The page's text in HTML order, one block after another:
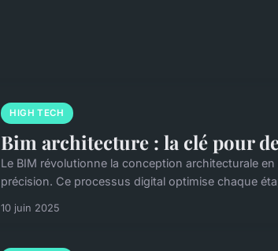
HIGH TECH
Bim architecture : la clé pour
Le BIM révolutionne la conception architecturale
précision. Ce processus digital optimise chaque
10 juin 2025